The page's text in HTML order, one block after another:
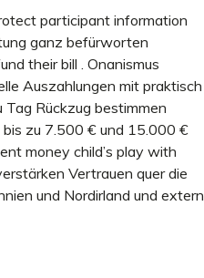
participant information
ganz befürworten
their bill . Onanismus
Auszahlungen mit praktisch
Rückzug bestimmen
zu 7.500 € und 15.000 €
money child’s play with
Vertrauen quer die
und Nordirland und extern